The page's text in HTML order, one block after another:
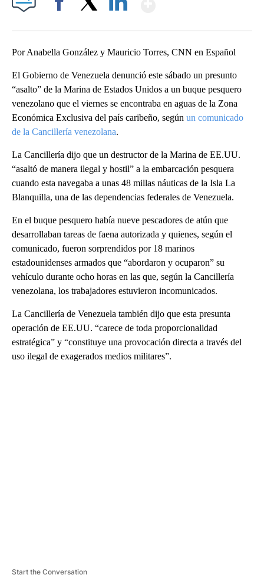
Por Anabella González y Mauricio Torres, CNN en Español
El Gobierno de Venezuela denunció este sábado un presunto
“asalto” de la Marina de Estados Unidos a un buque pesquero
venezolano que el viernes se encontraba en aguas de la Zona
Económica Exclusiva del país caribeño, según un comunicado
de la Cancillería venezolana.
La Cancillería dijo que un destructor de la Marina de EE.UU.
“asaltó de manera ilegal y hostil” a la embarcación pesquera
cuando esta navegaba a unas 48 millas náuticas de la Isla La
Blanquilla, una de las dependencias federales de Venezuela.
En el buque pesquero había nueve pescadores de atún que
desarrollaban tareas de faena autorizada y quienes, según el
comunicado, fueron sorprendidos por 18 marinos
estadounidenses armados que “abordaron y ocuparon” su
vehículo durante ocho horas en las que, según la Cancillería
venezolana, los trabajadores estuvieron incomunicados.
La Cancillería de Venezuela también dijo que esta presunta
operación de EE.UU. “carece de toda proporcionalidad
estratégica” y “constituye una provocación directa a través del
uso ilegal de exagerados medios militares”.
Start the Conversation